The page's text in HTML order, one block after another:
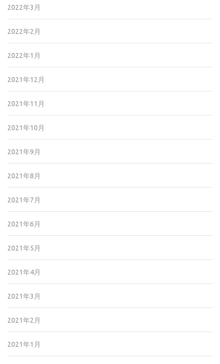
2022年3月
2022年2月
2022年1月
2021年12月
2021年11月
2021年10月
2021年9月
2021年8月
2021年7月
2021年6月
2021年5月
2021年4月
2021年3月
2021年2月
2021年1月